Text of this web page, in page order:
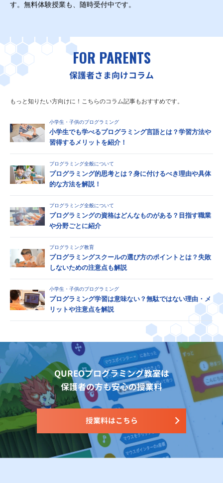
す。無料体験授業も、随時受付中です。
FOR PARENTS
保護者さま向けコラム
もっと知りたい方向けに！こちらのコラム記事もおすすめです。
小学生・子供のプログラミング
小学生でも学べるプログラミング言語とは？学習方法や
習得するメリットを紹介！
プログラミング全般について
プログラミング的思考とは？身に付けるべき理由や具体
的な方法を解説！
プログラミング全般について
プログラミングの資格はどんなものがある？目指す職業
や分野ごとに紹介
プログラミング教育
プログラミングスクールの選び方のポイントとは？失敗
しないための注意点も解説
小学生・子供のプログラミング
プログラミング学習は意味ない？無駄ではない理由・メ
リットや注意点を解説
QUREOプログラミング教室は
保護者の方も安心の授業料
授業料はこちら